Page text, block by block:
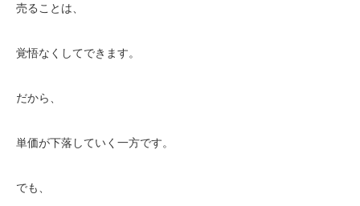
売ることは、
覚悟なくしてできます。
だから、
単価が下落していく一方です。
でも、